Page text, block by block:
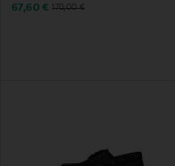
Discounted Price
67,60 € Original Price
170,00 €